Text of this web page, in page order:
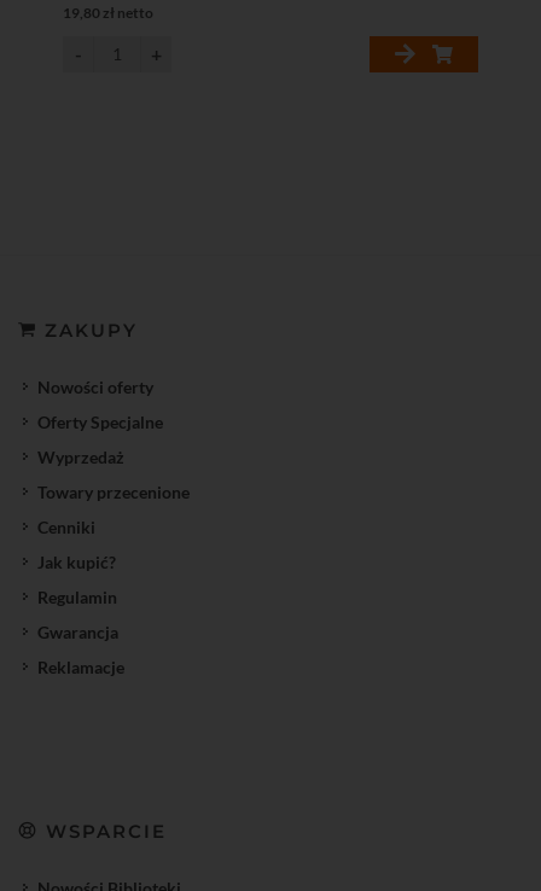
19,80 zł netto
ZAKUPY
Nowości oferty
Oferty Specjalne
Wyprzedaż
Towary przecenione
Cenniki
Jak kupić?
Regulamin
Gwarancja
Reklamacje
WSPARCIE